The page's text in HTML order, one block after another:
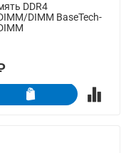
DDR4
DIMM BaseTech-